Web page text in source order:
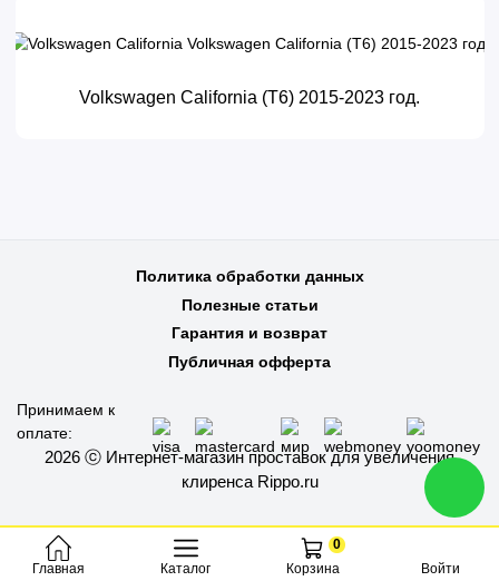
Главная Каталог Корзина
0
Войти
Volkswagen California (T6) 2015-2023 год.
Политика обработки данных
Полезные статьи
Гарантия и возврат
Публичная офферта
Принимаем к
оплате:
2026 ⓒ Интернет-магазин проставок для увеличения
клиренса Rippo.ru